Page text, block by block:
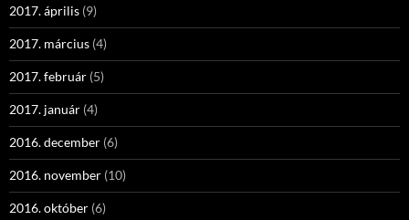
2017. április (9)
2017. március (4)
2017. február (5)
2017. január (4)
2016. december (6)
2016. november (10)
2016. október (6)